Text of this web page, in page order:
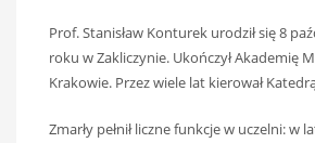
Prof. Stanisław Konturek urodził się 8
roku w Zakliczynie. Ukończył Akademię
Krakowie. Przez wiele lat kierował
Zmarły pełnił liczne funkcje w uczelni: w